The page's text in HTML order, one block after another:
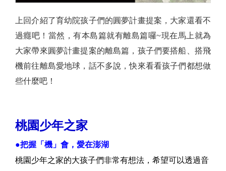
上回介紹了育幼院孩子們的圓夢計畫提案，大家還看不
過癮吧！當然，有本島篇就有離島篇囉~現在馬上就為
大家帶來圓夢計畫提案的離島篇，孩子們要搭船、搭飛
機前往離島愛地球，話不多說，快來看看孩子們都想做
些什麼吧！
桃園少年之家
●把握「機」會，愛在澎湖
桃園少年之家的大孩子們非常有想法，希望可以透過音